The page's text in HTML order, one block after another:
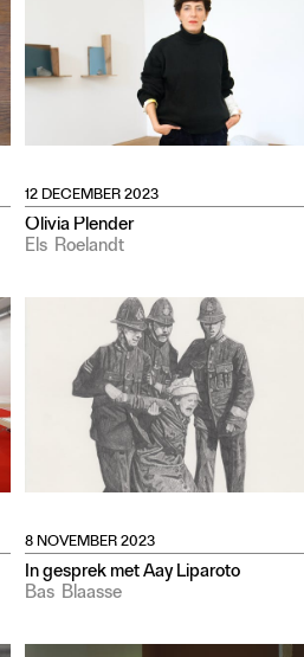
12 DECEMBER 2023
Olivia Plender
Els Roelandt
8 NOVEMBER 2023
In gesprek met Aay Liparoto
Bas Blaasse